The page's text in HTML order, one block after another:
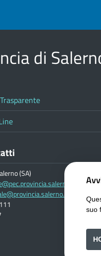
di
(SA)
suo